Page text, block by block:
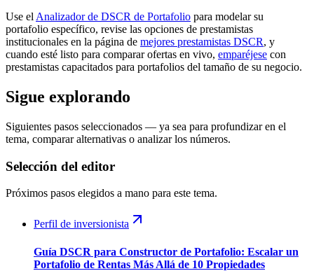
Use el Analizador de DSCR de Portafolio para modelar su
portafolio específico, revise las opciones de prestamistas
institucionales en la página de mejores prestamistas DSCR, y
cuando esté listo para comparar ofertas en vivo, emparéjese con
prestamistas capacitados para portafolios del tamaño de su negocio.
Sigue explorando
Siguientes pasos seleccionados — ya sea para profundizar en el
tema, comparar alternativas o analizar los números.
Selección del editor
Próximos pasos elegidos a mano para este tema.
Perfil de inversionista
Guía DSCR para Constructor de Portafolio: Escalar un
Portafolio de Rentas Más Allá de 10 Propiedades